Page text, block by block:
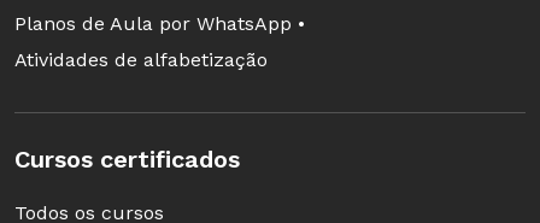
Planos de Aula por WhatsApp •
Atividades de alfabetização
Cursos certificados
Todos os cursos